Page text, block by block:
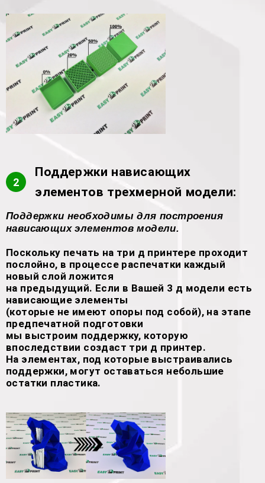
2
Поддержки нависающих
элементов трехмерной модели:
Поддержки необходимы для построения
нависающих элементов модели.
Поскольку печать на три д принтере проходит
послойно, в процессе распечатки каждый
новый слой ложится
на предыдущий. Если в Вашей 3 д модели есть
нависающие элементы
(которые не имеют опоры под собой), на этапе
предпечатной подготовки
мы выстроим поддержку, которую
впоследствии создаст три д принтер.
На элементах, под которые выстраивались
поддержки, могут оставаться небольшие
остатки пластика.